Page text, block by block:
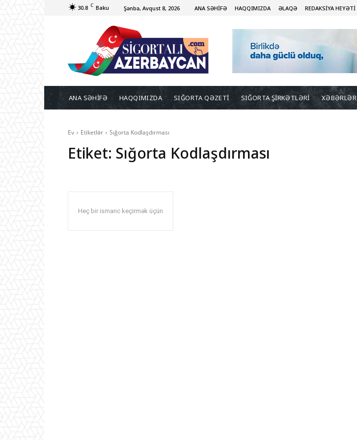
30.8 C Baku Şənbə, Avqust 8, 2026 ANA SƏHİFƏ HAQQIMIZDA ƏLAQƏ REDAKSİYA HEYƏTİ
ANA SƏHİFƏ HAQQIMIZDA SIĞORTA QƏZETİ SIĞORTA ŞİRKƏTLƏRİ XƏBƏRLƏR
Ev Etiketlər Sığorta Kodlaşdırması
Etiket: Sığorta Kodlaşdırması
Heç bir ismarıc keçirmək üçün